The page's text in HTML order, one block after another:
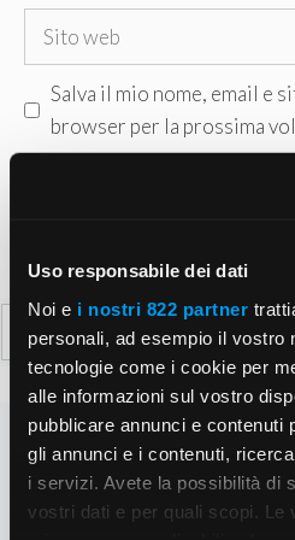
Uso responsabile dei dati
Noi e i nostri 822 partner
personali, ad esempio il vostro
tecnologie come i cookie per
alle informazioni sul vostro
pubblicare annunci e contenuti
gli annunci e i contenuti,
i servizi. Avete la possibilità di
vostri dati e per quali scopi. Le
Sito
Salva il mio nome, email e
browser per la prossima
Ricerca
per: